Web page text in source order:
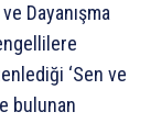
Dayanışma
‘Sen ve
bulunan